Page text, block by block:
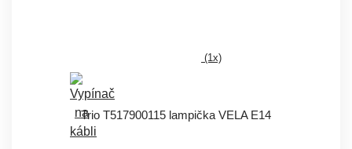
(1x)
Trio T517900115 lampička VELA E14